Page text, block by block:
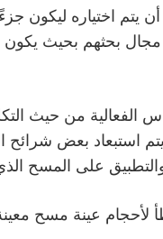
يتم اختياره ليكون
مجال بحثهم بحيث
الفعالية من حيث
استبعاد بعض شرائح
على المسح